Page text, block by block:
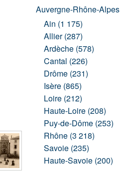
Auvergne-Rhône-Alpes
Ain (1 175)
Allier (287)
Ardèche (578)
Cantal (226)
Drôme (231)
Isère (865)
Loire (212)
Haute-Loire (208)
Puy-de-Dôme (253)
Rhône (3 218)
Savoie (235)
Haute-Savoie (200)